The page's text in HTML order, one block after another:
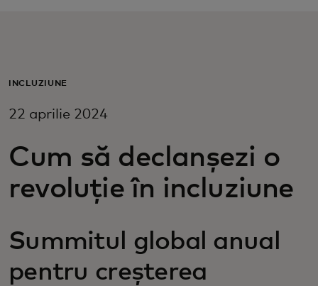
Pentru întreaga lume
Pentru inovatori
INCLUZIUNE
22 aprilie 2024
Cum să declanșezi o
revoluție în incluziune
Summitul global anual
pentru creșterea